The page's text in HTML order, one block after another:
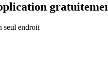
seul endroit